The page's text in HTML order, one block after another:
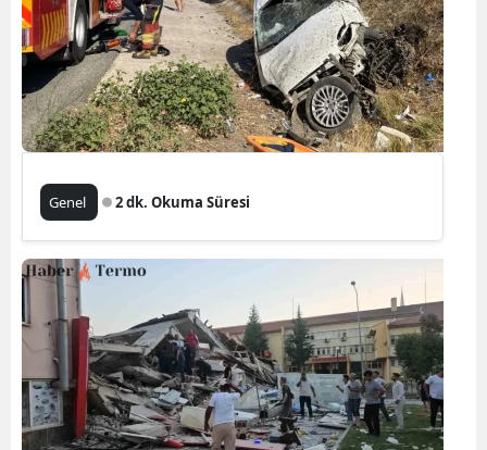
Genel 2 dk. Okuma Süresi